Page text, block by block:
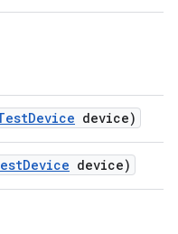
Device device)
Device device)